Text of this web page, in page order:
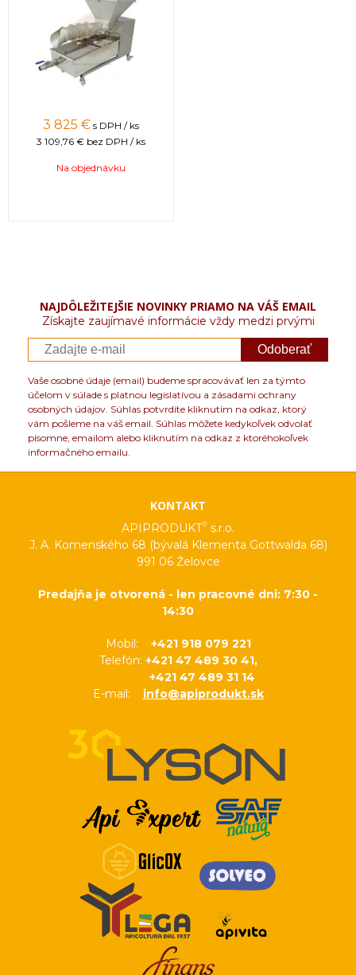
3 825 € s DPH / ks
3 109,76 € bez DPH / ks
Na objednávku
NAJDÔLEŽITEJŠIE NOVINKY PRIAMO NA VÁŠ EMAIL
Získajte zaujímavé informácie vždy medzi prvými
Odoberať
Vaše osobné údaje (email) budeme spracovávať len za týmto
účelom v súlade s platnou legislatívou a zásadami ochrany
osobných údajov. Súhlas potvrdíte kliknutím na odkaz, ktorý
vám pošleme na váš email. Súhlas môžete kedykoľvek odvolať
písomne, emailom alebo kliknutím na odkaz z ktoréhokoľvek
informačného emailu.
KONTAKT
APIPRODUKT® s.r.o.
J. A. Komenského 68 (bývalá Klementa Gottwalda 68)
991 06 Želovce
Predajňa je otvorená - len pracovné dni: 7:30 -
14:30
Mobil: +421 918 079 221
Telefón: +421 47 489 30 41,
+421 47 489 31 14
E-mail: info@apiprodukt.sk